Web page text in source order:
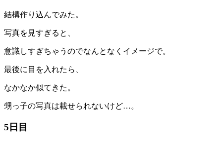
結構作り込んでみた。
写真を見すぎると、
意識しすぎちゃうのでなんとなくイメージで。
最後に目を入れたら、
なかなか似てきた。
甥っ子の写真は載せられないけど…。
5日目